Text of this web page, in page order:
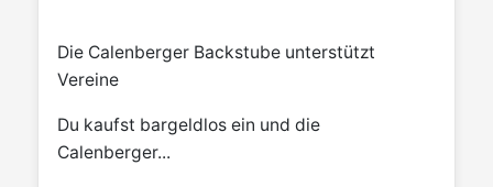
Die Calenberger Backstube unterstützt
Vereine
Du kaufst bargeldlos ein und die
Calenberger...